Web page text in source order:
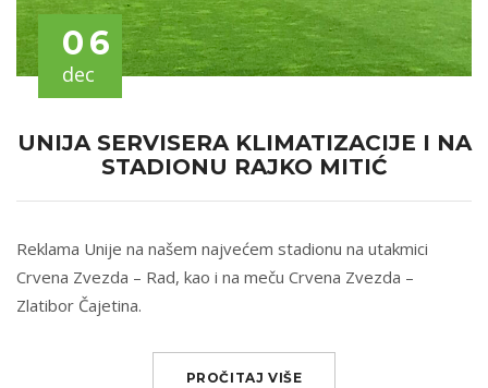
06
dec
UNIJA SERVISERA KLIMATIZACIJE I NA
STADIONU RAJKO MITIĆ
Reklama Unije na našem najvećem stadionu na utakmici
Crvena Zvezda – Rad, kao i na meču Crvena Zvezda –
Zlatibor Čajetina.
PROČITAJ VIŠE